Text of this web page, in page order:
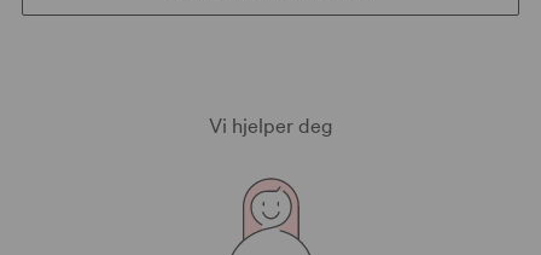
Vi hjelper deg